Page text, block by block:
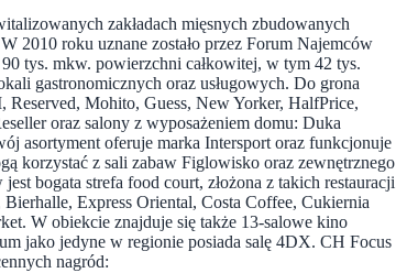
zakładach mięsnych zbudowanych
roku uznane zostało przez Forum Najemców
tys. mkw. powierzchni całkowitej, w tym 42 tys.
gastronomicznych oraz usługowych. Do grona
Mohito, Guess, New Yorker, HalfPrice,
oraz salony z wyposażeniem domu: Duka
asortyment oferuje marka Intersport oraz funkcjonuje
korzystać z sali zabaw Figlowisko oraz zewnętrznego
bogata strefa food court, złożona z takich restauracji
Express Oriental, Costa Coffee, Cukiernia
W obiekcie znajduje się także 13-salowe kino
jako jedyne w regionie posiada salę 4DX. CH Focus
nagród: